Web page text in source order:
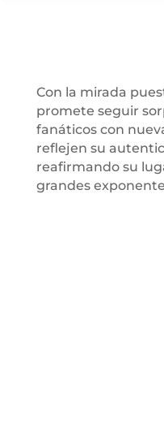
Con la mirada
promete seguir
fanáticos con
reflejen su
reafirmando su
grandes